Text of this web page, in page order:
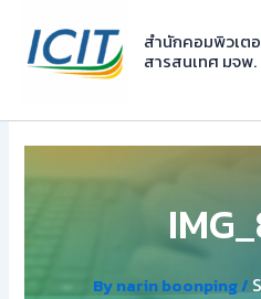
content
สำนักคอมพิวเต
สารสนเทศ มจพ.
Bynarin boonping/